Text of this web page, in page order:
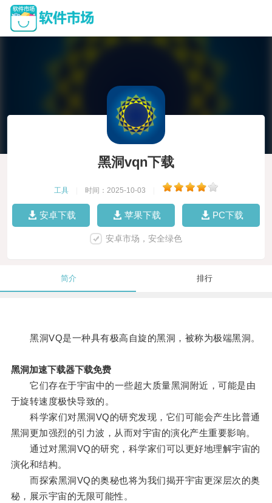
黑洞vqn下载
工具 时间：2025-10-03
安卓下载 苹果下载 PC下载
安卓市场，安全绿色
简介 排行
黑洞VQ是一种具有极高自旋的黑洞，被称为极端黑洞。
黑洞加速下载器下载免费
它们存在于宇宙中的一些超大质量黑洞附近，可能是由
于旋转速度极快导致的。
科学家们对黑洞VQ的研究发现，它们可能会产生比普通
黑洞更加强烈的引力波，从而对宇宙的演化产生重要影响。
通过对黑洞VQ的研究，科学家们可以更好地理解宇宙的
演化和结构。
而探索黑洞VQ的奥秘也将为我们揭开宇宙更深层次的奥
秘，展示宇宙的无限可能性。